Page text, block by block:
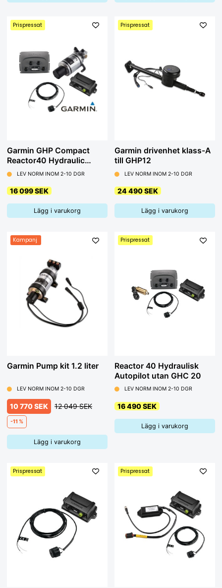
Prispressat
Garmin GHP Compact
Reactor40 Hydraulic
Autopilot, Start Pack,
LEV NORM INOM 2-10 DGR
16 099 SEK
Lägg i varukorg
Prispressat
Garmin drivenhet klass-A
till GHP12
LEV NORM INOM 2-10 DGR
24 490 SEK
Lägg i varukorg
Kampanj
Garmin Pump kit 1.2 liter
LEV NORM INOM 2-10 DGR
10 770 SEK 12 049 SEK
-11 %
Lägg i varukorg
Prispressat
Reactor 40 Hydraulisk
Autopilot utan GHC 20
LEV NORM INOM 2-10 DGR
16 490 SEK
Lägg i varukorg
Prispressat Prispressat